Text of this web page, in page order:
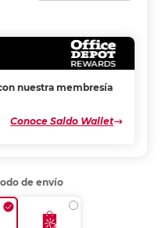
nuestra membresía
Conoce Saldo Wallet
de envío